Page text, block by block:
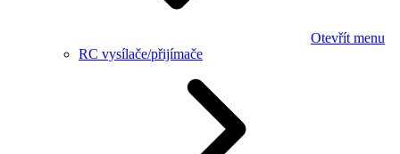
Otevřít menu
RC vysílače/přijímače